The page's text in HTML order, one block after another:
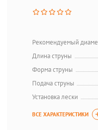
Рекомендуемый
Длина струны
Форма струны
Подача струны
Установка лески
ВСЕ ХАРАКТЕРИСТИКИ